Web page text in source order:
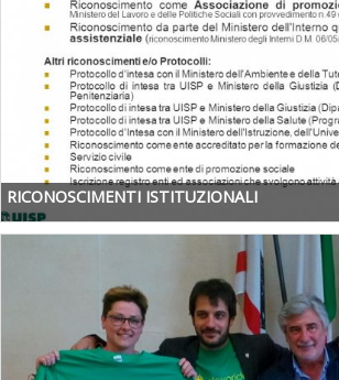
RICONOSCIMENTI ISTITUZIONALI